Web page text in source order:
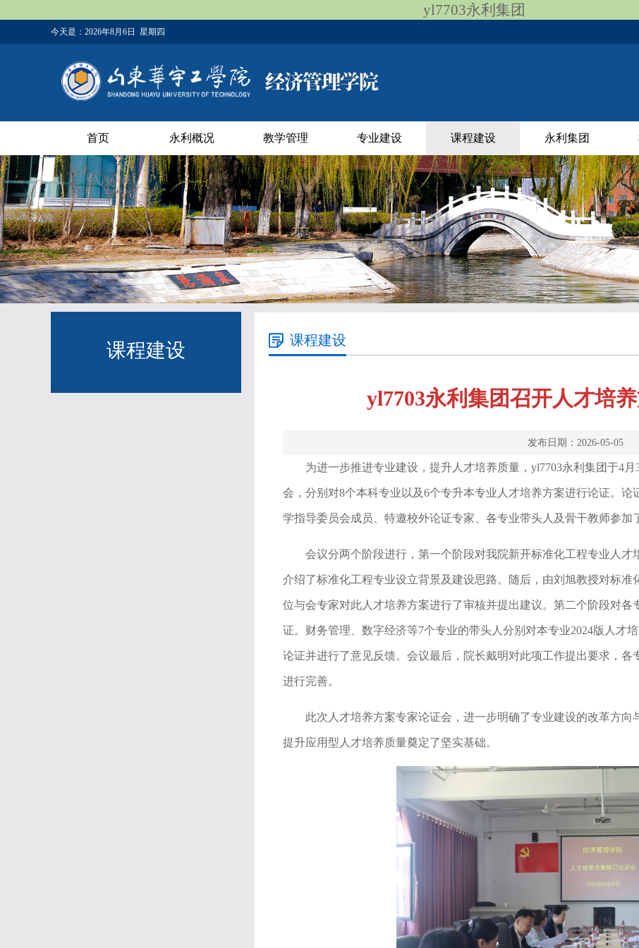
yl7703永利集团
今天是： 2026年8月6日 星期四
首页 永利概况 教学管理 专业建设 课程建设 永利集团
课程建设 课程建设
yl7703永利集团召开人才培
发布日期：2026-05-05
为进一步推进专业建设，提升人才培养质量，yl7703永利集团于4
会，分别对8个本科专业以及6个专升本专业人才培养方案进行论证。
学指导委员会成员、特邀校外论证专家、各专业带头人及骨干教师参加
会议分两个阶段进行，第一个阶段对我院新开标准化工程专业人
介绍了标准化工程专业设立背景及建设思路。随后，由刘旭教授对标准
位与会专家对此人才培养方案进行了审核并提出建议。第二个阶段对各
证。财务管理、数字经济等7个专业的带头人分别对本专业2024版人才
论证并进行了意见反馈。会议最后，院长戴明对此项工作提出要求，
进行完善。
此次人才培养方案专家论证会，进一步明确了专业建设的改革方向
提升应用型人才培养质量奠定了坚实基础。